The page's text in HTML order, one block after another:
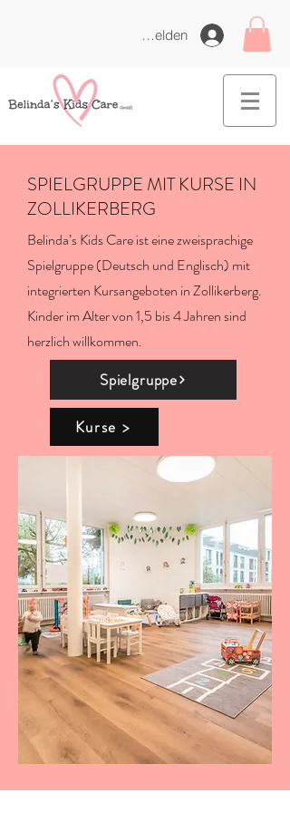
Anmelden
SPIELGRUPPE MIT KURSE IN
ZOLLIKERBERG
Belinda’s Kids Care ist eine zweisprachige
Spielgruppe (Deutsch und Englisch) mit
integrierten Kursangeboten in Zollikerberg.
Kinder im Alter von 1,5 bis 4 Jahren sind
herzlich willkommen.
Spielgruppe
Kurse >